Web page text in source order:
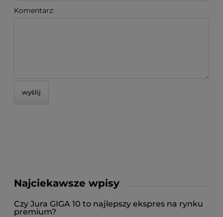
Komentarz:
wyślij
Najciekawsze wpisy
Czy Jura GIGA 10 to najlepszy ekspres na rynku
premium?